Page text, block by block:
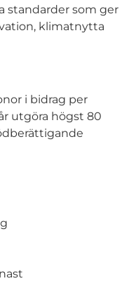
standarder som ger
klimatnytta
i bidrag per
utgöra högst 80